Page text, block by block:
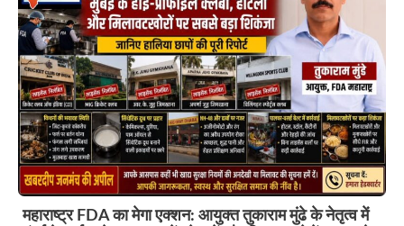
महाराष्ट्र FDA का मेगा एक्शन: आयुक्त तुकाराम मुंढे के नेतृत्व में